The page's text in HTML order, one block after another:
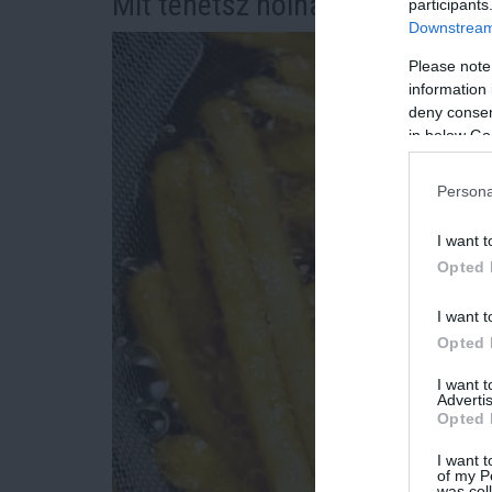
Please
information
deny
in below
I want
Opted
I want
Opted
I want
Opted
I want
of my